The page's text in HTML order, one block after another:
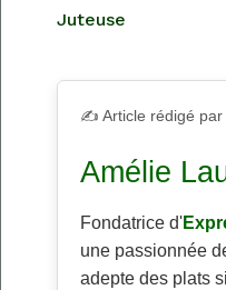
Juteuse
✍️ Article rédigé par
Amélie
Fondatrice d'
une passionnée
adepte des plats